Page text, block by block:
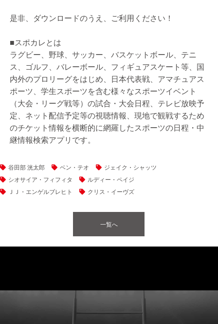
是非、ダウンロードのうえ、ご利用ください！
■スポカレとは
ラグビー、野球、サッカー、バスケットボール、テニ
ス、ゴルフ、バレーボール、フィギュアスケート等、国
内外のプロリーグをはじめ、日本代表戦、アマチュアス
ポーツ、学生スポーツを含む様々なスポーツイベント
（大会・リーグ戦等）の試合・大会日程、テレビ放映予
定、ネット配信予定等の視聴情報、現地で観戦するため
のチケット情報を横断的に網羅したスポーツの日程・中
継情報検索アプリです。
谷田部 洸太郎 ベン・テオ
ジェイク・シャッツ
シオサイア・フィフィタ
ルディー・ペイジ
ＪＪ・エンゲルブレヒト
クリス・イーヴズ
一覧へ